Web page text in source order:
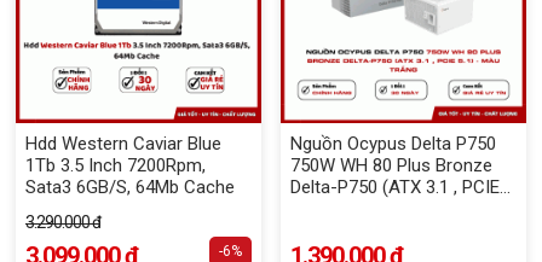
Hdd Western Caviar Blue
1Tb 3.5 Inch 7200Rpm,
Sata3 6GB/S, 64Mb Cache
3.290.000 đ
3.099.000 đ -6%
Nguồn Ocypus Delta P750
750W WH 80 Plus Bronze
Delta-P750 (ATX 3.1 , PCIE
1.390.000 đ